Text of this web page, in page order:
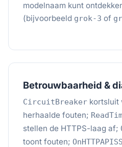
modelnaam kunt
(bijvoorbeeld grok-3 of
Betrouwbaarheid &
CircuitBreaker kortsluit
herhaalde fouten;
stellen de HTTPS-laag af;
toont fouten;